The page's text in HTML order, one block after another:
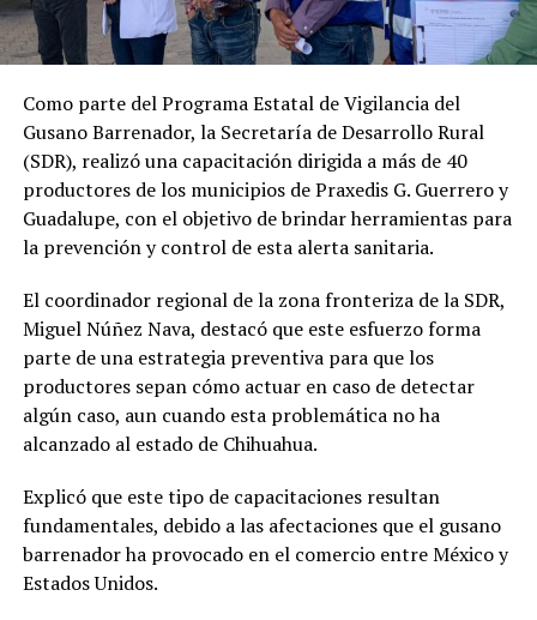
Como parte del Programa Estatal de Vigilancia del
Gusano Barrenador, la Secretaría de Desarrollo Rural
(SDR), realizó una capacitación dirigida a más de 40
productores de los municipios de Praxedis G. Guerrero y
Guadalupe, con el objetivo de brindar herramientas para
la prevención y control de esta alerta sanitaria.
El coordinador regional de la zona fronteriza de la SDR,
Miguel Núñez Nava, destacó que este esfuerzo forma
parte de una estrategia preventiva para que los
productores sepan cómo actuar en caso de detectar
algún caso, aun cuando esta problemática no ha
alcanzado al estado de Chihuahua.
Explicó que este tipo de capacitaciones resultan
fundamentales, debido a las afectaciones que el gusano
barrenador ha provocado en el comercio entre México y
Estados Unidos.